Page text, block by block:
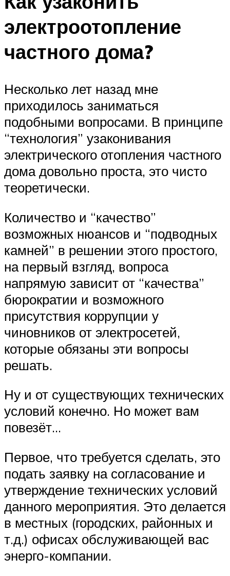
электроотопление
частного дома?
Несколько лет назад мне
приходилось заниматься
подобными вопросами. В принципе
“технология” узаконивания
электрического отопления частного
дома довольно проста, это чисто
теоретически.
Количество и “качество”
возможных нюансов и “подводных
камней” в решении этого простого,
на первый взгляд, вопроса
напрямую зависит от “качества”
бюрократии и возможного
присутствия коррупции у
чиновников от электросетей,
которые обязаны эти вопросы
решать.
Ну и от существующих технических
условий конечно. Но может вам
повезёт…
Первое, что требуется сделать, это
подать заявку на согласование и
утверждение технических условий
данного мероприятия. Это делается
в местных (городских, районных и
т.д.) офисах обслуживающей вас
энерго-компании.